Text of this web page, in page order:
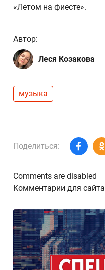
«Летом на фиесте».
Автор:
Леся Козакова
музыка
Поделиться:
Comments are disabled
Комментарии для сайта